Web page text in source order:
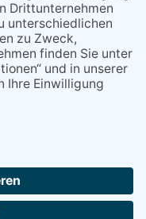
kleiner Blick
durch Nutzung
Druck- und Verlags-